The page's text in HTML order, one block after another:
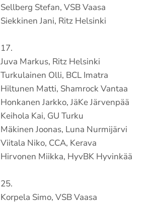
Sellberg Stefan, VSB Vaasa
Siekkinen Jani, Ritz Helsinki
17.
Juva Markus, Ritz Helsinki
Turkulainen Olli, BCL Imatra
Hiltunen Matti, Shamrock Vantaa
Honkanen Jarkko, JäKe Järvenpää
Keihola Kai, GU Turku
Mäkinen Joonas, Luna Nurmijärvi
Viitala Niko, CCA, Kerava
Hirvonen Miikka, HyvBK Hyvinkää
25.
Korpela Simo, VSB Vaasa